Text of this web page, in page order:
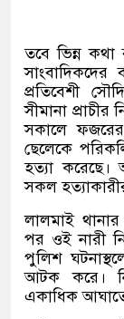
তবে ভিন্ন কথা
সাংবাদিকদের
প্রতিবেশী
সীমানা
সকালে
ছেলেকে
হত্যা
সকল
লালমাই
পর ওই নারী
পুলিশ
আটক করে।
একাধিক